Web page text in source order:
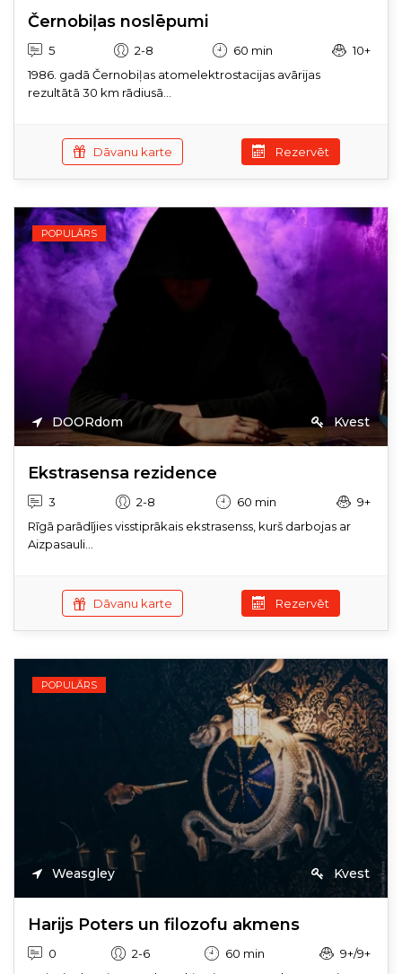
Černobiļas noslēpumi
5 2-8 60 min
10+
1986. gadā Černobiļas atomelektrostacijas avārijas
rezultātā 30 km rādiusā...
Dāvanu karte Rezervēt
POPULĀRS
DOORdom Kvest
Ekstrasensa rezidence
3 2-8 60 min
9+
Rīgā parādījies visstiprākais ekstrasenss, kurš darbojas ar
Aizpasauli...
Dāvanu karte Rezervēt
POPULĀRS
Weasgley Kvest
Harijs Poters un filozofu akmens
0 2-6 60 min
9+/9+